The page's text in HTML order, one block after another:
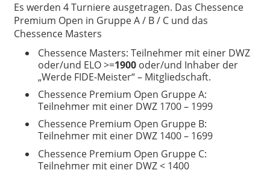
Es werden 4 Turniere ausgetragen. Das Chessence
Premium Open in Gruppe A / B / C und das
Chessence Masters
Chessence Masters: Teilnehmer mit einer DWZ
oder/und ELO >=1900oder/und Inhaber der
„Werde FIDE-Meister“ – Mitgliedschaft.
Chessence Premium Open Gruppe A:
Teilnehmer mit einer DWZ 1700 – 1999
Chessence Premium Open Gruppe B:
Teilnehmer mit einer DWZ 1400 – 1699
Chessence Premium Open Gruppe C:
Teilnehmer mit einer DWZ < 1400